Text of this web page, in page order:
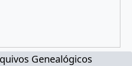
Genealógicos